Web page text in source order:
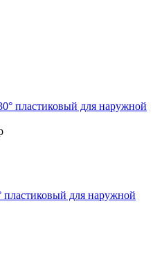
пластиковый для наружной